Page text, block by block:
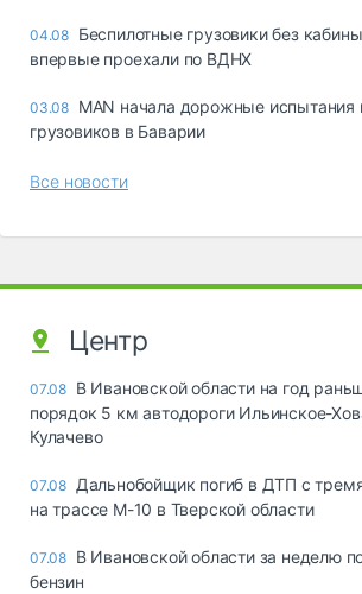
04.08 Беспилотные грузовики без
впервые проехали по ВДНХ
03.08 MAN начала дорожные испытания
грузовиков в Баварии
Все новости
Центр
07.08 В Ивановской области на год
порядок 5 км автодороги Ильинское-
Кулачево
07.08 Дальнобойщик погиб в ДТП с
на трассе М-10 в Тверской области
07.08 В Ивановской области за неделю
бензин